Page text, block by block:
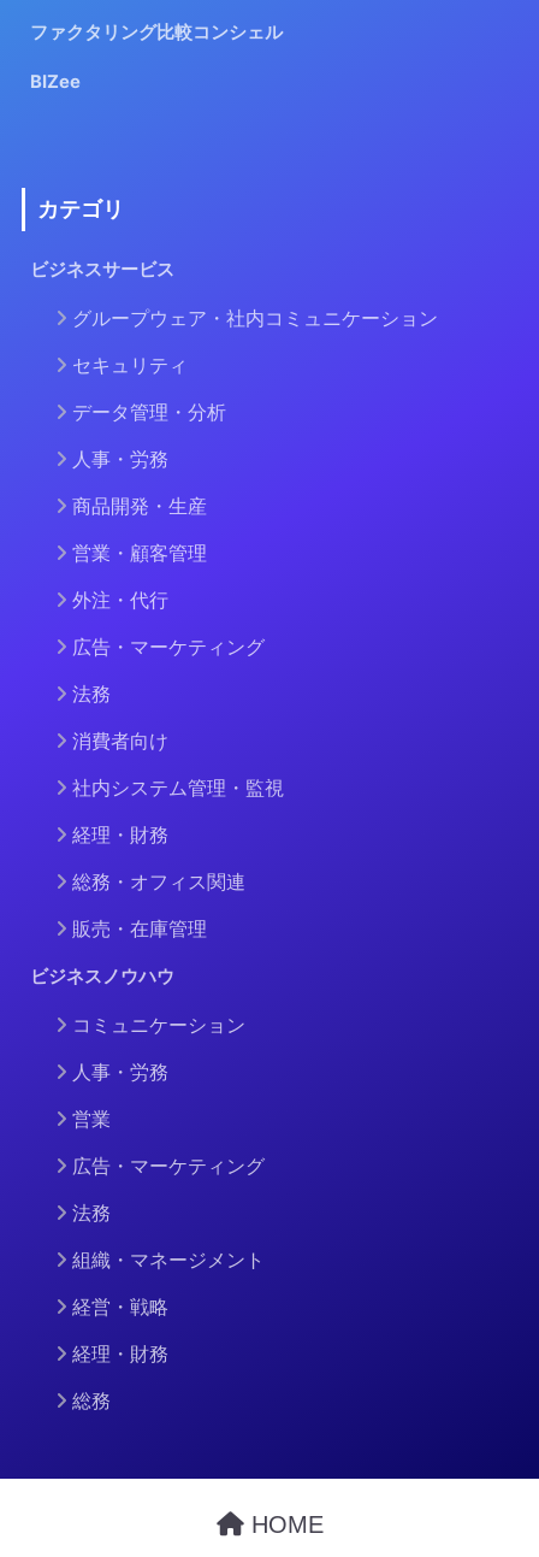
ファクタリング比較コンシェル
BIZee
カテゴリ
ビジネスサービス
グループウェア・社内コミュニケーション
セキュリティ
データ管理・分析
人事・労務
商品開発・生産
営業・顧客管理
外注・代行
広告・マーケティング
法務
消費者向け
社内システム管理・監視
経理・財務
総務・オフィス関連
販売・在庫管理
ビジネスノウハウ
コミュニケーション
人事・労務
営業
広告・マーケティング
法務
組織・マネージメント
経営・戦略
経理・財務
総務
HOME